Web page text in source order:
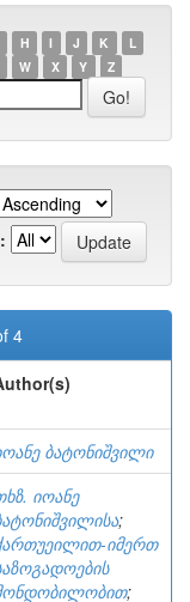
H I J K
L
W X Y Z
4
ბატონიშვილი
იოანე
;
იმერთ
;